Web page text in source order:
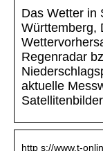
Das Wetter in
Württemberg,
Regenradar
aktuelle
http s://www.t-